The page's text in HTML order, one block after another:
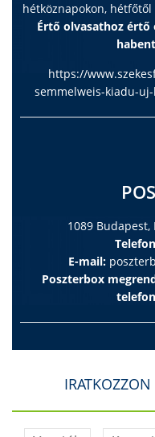
hétköznapokon,
Értő olvasathoz értő
https://
semmelweis-kiadu-
1089
E-mail:
Poszterbox